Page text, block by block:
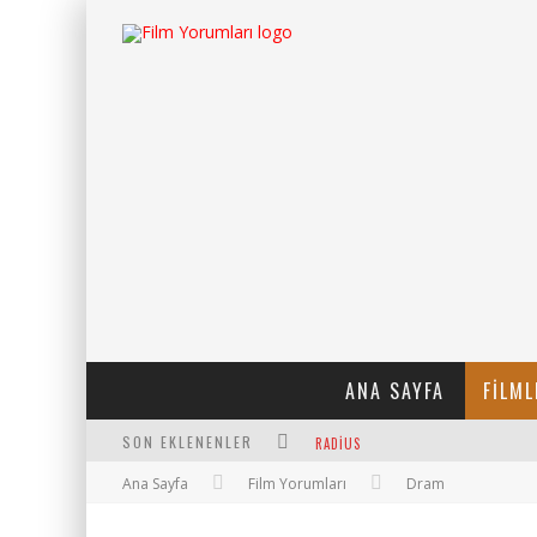
ANA SAYFA
SON EKLENENLER RADIUS
FILMLABS.CO ILE İNGILIZCE
Ana Sayfa Film Yorumları Dram